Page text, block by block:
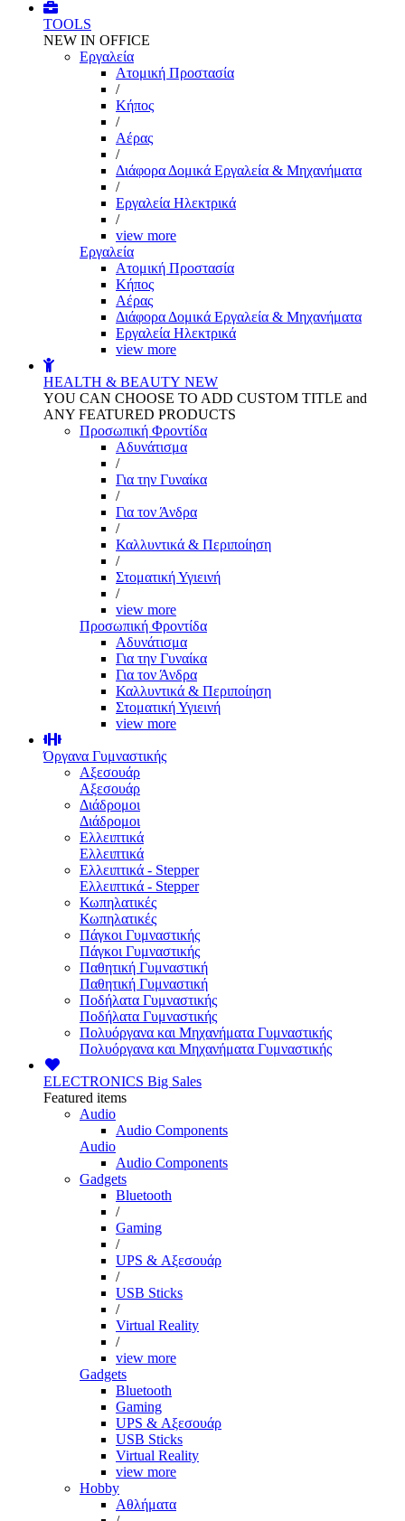
TOOLS
NEW IN OFFICE
Εργαλεία
Aτομική Προστασία
/
Kήπος
/
Αέρας
/
Διάφορα Δομικά Εργαλεία & Μηχανήματα
/
Εργαλεία Ηλεκτρικά
/
view more
Εργαλεία
Aτομική Προστασία
Kήπος
Αέρας
Διάφορα Δομικά Εργαλεία & Μηχανήματα
Εργαλεία Ηλεκτρικά
view more
HEALTH & BEAUTY NEW
YOU CAN CHOOSE TO ADD CUSTOM TITLE and
ANY FEATURED PRODUCTS
Προσωπική Φροντίδα
Αδυνάτισμα
/
Για την Γυναίκα
/
Για τον Άνδρα
/
Καλλυντικά & Περιποίηση
/
Στοματική Υγιεινή
/
view more
Προσωπική Φροντίδα
Αδυνάτισμα
Για την Γυναίκα
Για τον Άνδρα
Καλλυντικά & Περιποίηση
Στοματική Υγιεινή
view more
Όργανα Γυμναστικής
Αξεσουάρ
Αξεσουάρ
Διάδρομοι
Διάδρομοι
Ελλειπτικά
Ελλειπτικά
Ελλειπτικά - Stepper
Ελλειπτικά - Stepper
Κωπηλατικές
Κωπηλατικές
Πάγκοι Γυμναστικής
Πάγκοι Γυμναστικής
Παθητική Γυμναστική
Παθητική Γυμναστική
Ποδήλατα Γυμναστικής
Ποδήλατα Γυμναστικής
Πολυόργανα και Μηχανήματα Γυμναστικής
Πολυόργανα και Μηχανήματα Γυμναστικής
ELECTRONICS Big Sales
Featured items
Audio
Audio Components
Audio
Audio Components
Gadgets
Bluetooth
/
Gaming
/
UPS & Αξεσουάρ
/
USB Sticks
/
Virtual Reality
/
view more
Gadgets
Bluetooth
Gaming
UPS & Αξεσουάρ
USB Sticks
Virtual Reality
view more
Hobby
Αθλήματα